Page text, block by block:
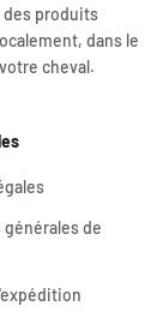
des produits
dans le
cheval.
de